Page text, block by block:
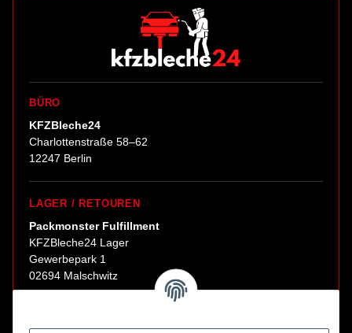
BÜRO
KFZBleche24
Charlottenstraße 58–62
12247 Berlin
LAGER / RETOUREN
Packmonster Fulfillment
KFZBleche24 Lager
Gewerbepark 1
02694 Malschwitz
Abholungen nur nach Terminvereinbarung.